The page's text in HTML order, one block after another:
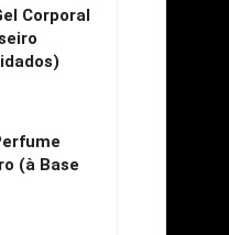
Corporal
(à Base